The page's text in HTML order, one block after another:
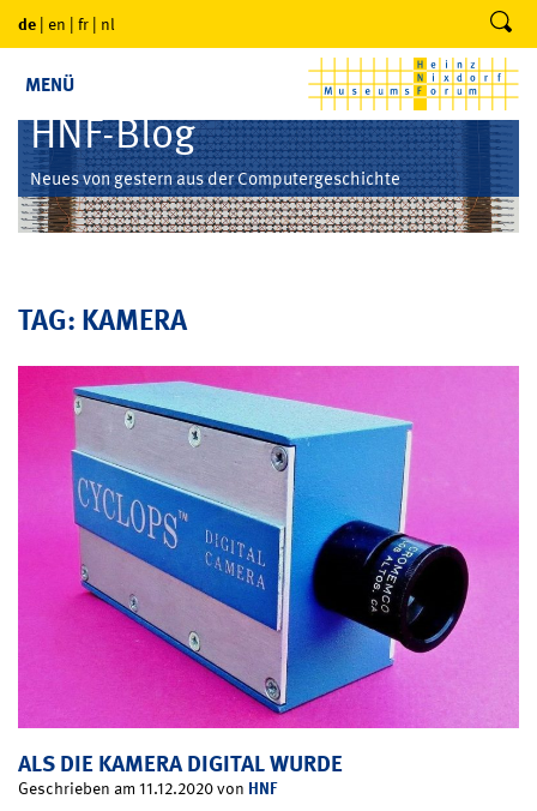
de | en | fr | nl
MENÜ
HNF-Blog
Neues von gestern aus der Computergeschichte
TAG: KAMERA
ALS DIE KAMERA DIGITAL WURDE
Geschrieben am 11.12.2020 von HNF